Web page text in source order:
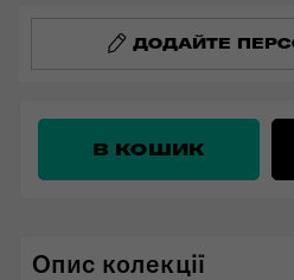
ДОДАЙТЕ
В КОШИК
Опис колекції